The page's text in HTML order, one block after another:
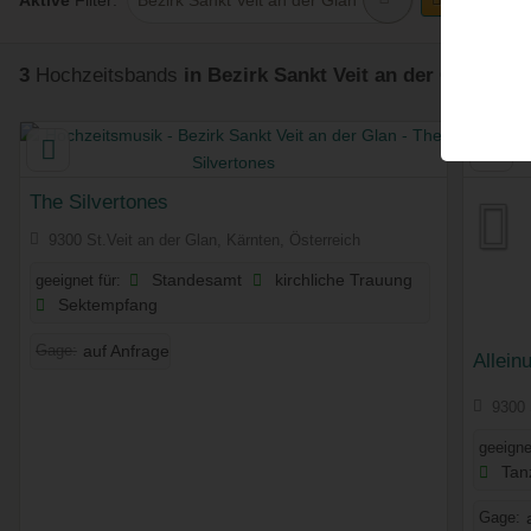
3 Hochzeitsbands in Bezirk Sankt Veit an der Glan
The Silvertones
9300 St.Veit an der Glan, Kärnten, Österreich
geeignet für: Standesamt
kirchliche Trauung
Sektempfang
Gage: auf Anfrage
Gage: